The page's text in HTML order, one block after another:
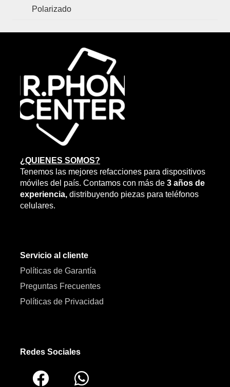
Polarizado
¿QUIENES SOMOS?
Tenemos las mejores refacciones para dispositivos
móviles del país. Contamos con más de 3 años de
experiencia, distribuyendo piezas para teléfonos
celulares.
Servicio al cliente
Políticas de Garantía
Preguntas Frecuentes
Políticas de Privacidad
Redes Sociales